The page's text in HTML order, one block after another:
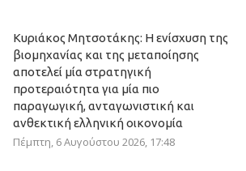
Κυριάκος Μητσοτάκης: Η ενίσχυση της
βιομηχανίας και της μεταποίησης
αποτελεί μία στρατηγική
προτεραιότητα για μία πιο
παραγωγική, ανταγωνιστική και
ανθεκτική ελληνική οικονομία
Πέμπτη, 6 Αυγούστου 2026, 17:48